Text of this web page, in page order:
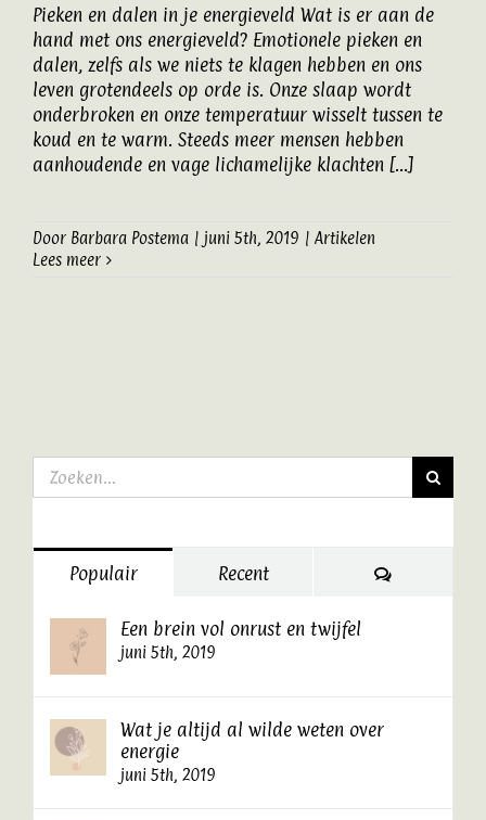
Artikelen
Contact
Pieken en dalen in je energieveld Wat is er aan de
hand met ons energieveld? Emotionele pieken en
dalen, zelfs als we niets te klagen hebben en ons
leven grotendeels op orde is. Onze slaap wordt
onderbroken en onze temperatuur wisselt tussen te
koud en te warm. Steeds meer mensen hebben
aanhoudende en vage lichamelijke klachten [...]
Door Barbara Postema | juni 5th, 2019 | Artikelen
Lees meer
Zoeken
naar:
Populair Recent Reacties
Een brein vol onrust en twijfel
juni 5th, 2019
Wat je altijd al wilde weten over
energie
juni 5th, 2019